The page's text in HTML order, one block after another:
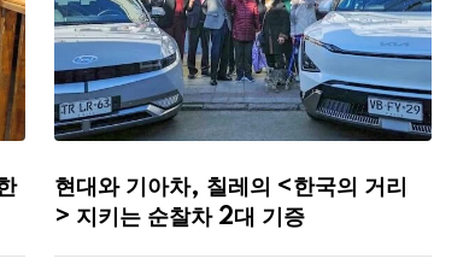
현대와 기아차, 칠레의 <한국의 거리
> 지키는 순찰차 2대 기증